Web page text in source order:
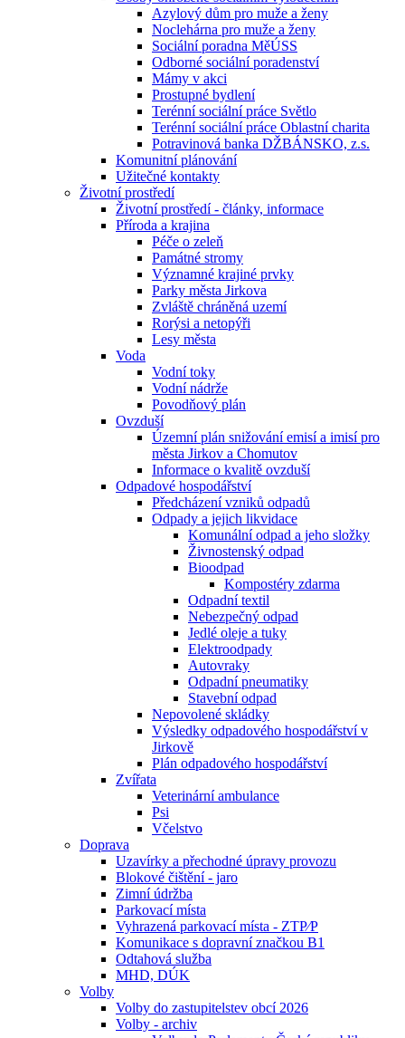
Azylový dům pro muže a ženy
Noclehárna pro muže a ženy
Sociální poradna MěÚSS
Odborné sociální poradenství
Mámy v akci
Prostupné bydlení
Terénní sociální práce Světlo
Terénní sociální práce Oblastní charita
Potravinová banka DŽBÁNSKO, z.s.
Komunitní plánování
Užitečné kontakty
Životní prostředí
Životní prostředí - články, informace
Příroda a krajina
Péče o zeleň
Památné stromy
Významné krajiné prvky
Parky města Jirkova
Zvláště chráněná uzemí
Rorýsi a netopýři
Lesy města
Voda
Vodní toky
Vodní nádrže
Povodňový plán
Ovzduší
Územní plán snižování emisí a imisí pro
města Jirkov a Chomutov
Informace o kvalitě ovzduší
Odpadové hospodářství
Předcházení vzniků odpadů
Odpady a jejich likvidace
Komunální odpad a jeho složky
Živnostenský odpad
Bioodpad
Kompostéry zdarma
Odpadní textil
Nebezpečný odpad
Jedlé oleje a tuky
Elektroodpady
Autovraky
Odpadní pneumatiky
Stavební odpad
Nepovolené skládky
Výsledky odpadového hospodářství v
Jirkově
Plán odpadového hospodářství
Zvířata
Veterinární ambulance
Psi
Včelstvo
Doprava
Uzavírky a přechodné úpravy provozu
Blokové čištění - jaro
Zimní údržba
Parkovací místa
Vyhrazená parkovací místa - ZTP⁄P
Komunikace s dopravní značkou B1
Odtahová služba
MHD, DÚK
Volby
Volby do zastupitelstev obcí 2026
Volby - archiv